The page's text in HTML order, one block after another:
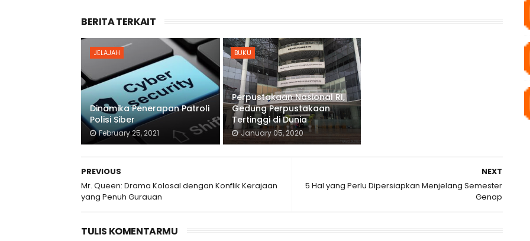
BERITA TERKAIT
JELAJAH
Dinamika Penerapan Patroli
Polisi Siber
February 25, 2021
BUKU
Perpustakaan Nasional RI,
Gedung Perpustakaan
Tertinggi di Dunia
January 05, 2020
NEXT
5 Hal yang Perlu Dipersiapkan Menjelang Semester
Genap
PREVIOUS
Mr. Queen: Drama Kolosal dengan Konflik Kerajaan
yang Penuh Gurauan
TULIS KOMENTARMU